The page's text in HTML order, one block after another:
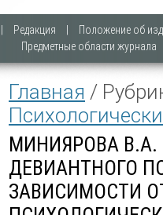
Редакция
Положение об
Предметные области журнала
Главная /
МИНИЯРОВА
ДЕВИАНТНОГО
ЗАВИСИМОСТИ